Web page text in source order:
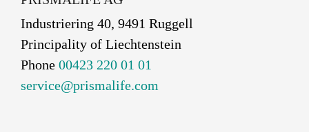
Industriering 40, 9491 Ruggell
Principality of Liechtenstein
Phone 00423 220 01 01
service@prismalife.com